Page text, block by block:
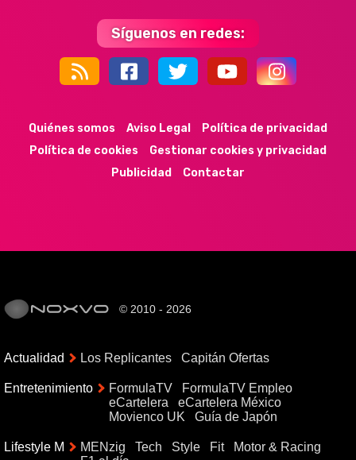
Síguenos en redes:
44k 9k 35k 352
Quiénes somos Aviso Legal
Política de privacidad
Política de cookies
Gestionar cookies y privacidad
Publicidad
Contactar
© 2010 - 2026
Actualidad Los Replicantes Capitán Ofertas
Entretenimiento FormulaTV
FormulaTV Empleo
eCartelera
eCartelera México
Movienco UK
Guía de Japón
Lifestyle M MENzig Tech Style Fit
Motor & Racing